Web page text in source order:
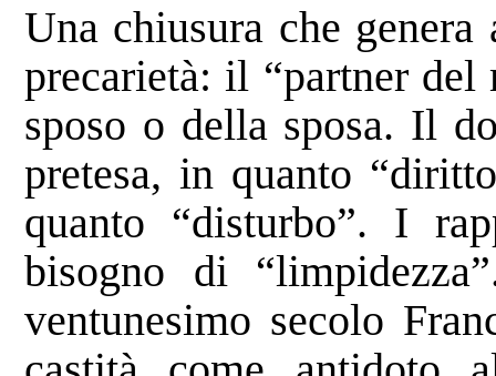
Una chiusura che
precarietà: il “partner
sposo o della sposa. Il
pretesa, in quanto
quanto “disturbo”. I
bisogno di
ventunesimo secolo